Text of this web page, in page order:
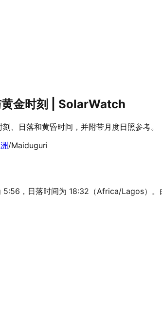
金时刻 | SolarWatch
、日落和黄昏时间，并附带月度日照参考。
/Maiduguri
，日落时间为 18:32（Africa/Lagos）